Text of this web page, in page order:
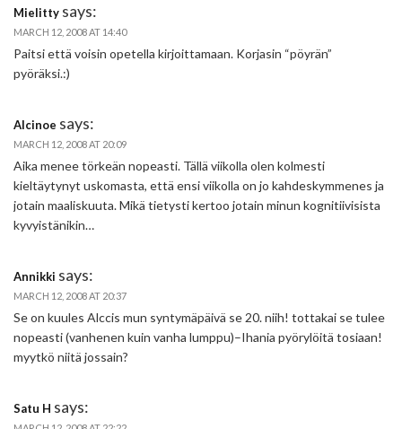
Mielitty says:
MARCH 12, 2008 AT 14:40
Paitsi että voisin opetella kirjoittamaan. Korjasin “pöyrän”
pyöräksi.:)
Alcinoe says:
MARCH 12, 2008 AT 20:09
Aika menee törkeän nopeasti. Tällä viikolla olen kolmesti
kieltäytynyt uskomasta, että ensi viikolla on jo kahdeskymmenes ja
jotain maaliskuuta. Mikä tietysti kertoo jotain minun kognitiivisista
kyvyistänikin…
Annikki says:
MARCH 12, 2008 AT 20:37
Se on kuules Alccis mun syntymäpäivä se 20. niih! tottakai se tulee
nopeasti (vanhenen kuin vanha lumppu)–Ihania pyörylöitä tosiaan!
myytkö niitä jossain?
Satu H says: